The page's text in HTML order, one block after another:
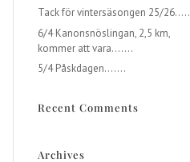
Tack för vintersäsongen 25/26…..
6/4 Kanonsnöslingan, 2,5 km,
kommer att vara…….
5/4 Påskdagen…….
Recent Comments
Archives